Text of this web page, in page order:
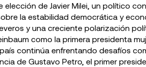
elección de Javier Milei, un político
la estabilidad democrática y
y una creciente polarización
como la primera presidenta
continúa enfrentando desafíos
de Gustavo Petro, el primer